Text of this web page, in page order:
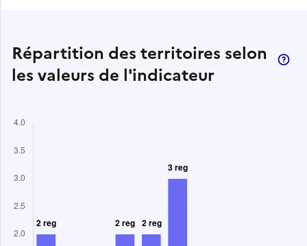
Répartition des territoires selon
les valeurs de l'indicateur